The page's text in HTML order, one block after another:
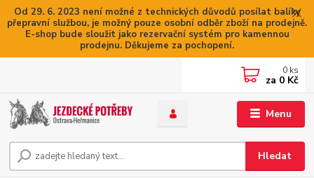
Od 29. 6. 2023 není možné z technických důvodů posílat balíky
přepravní službou, je možný pouze osobní odběr zboží na prodejně.
E-shop bude sloužit jako rezervační systém pro kamennou
prodejnu. Děkujeme za pochopení.
Menu
Hledat
0 ks
za 0 Kč